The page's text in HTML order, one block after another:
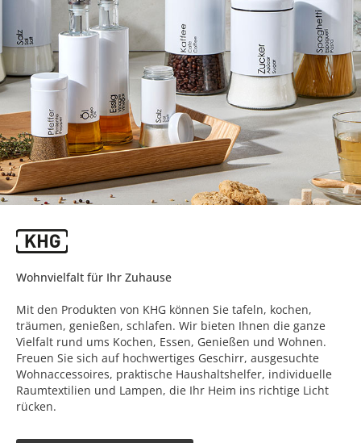
Wohnvielfalt für Ihr Zuhause
Mit den Produkten von KHG können Sie tafeln, kochen,
träumen, genießen, schlafen. Wir bieten Ihnen die ganze
Vielfalt rund ums Kochen, Essen, Genießen und Wohnen.
Freuen Sie sich auf hochwertiges Geschirr, ausgesuchte
Wohnaccessoires, praktische Haushaltshelfer, individuelle
Raumtextilien und Lampen, die Ihr Heim ins richtige Licht
rücken.